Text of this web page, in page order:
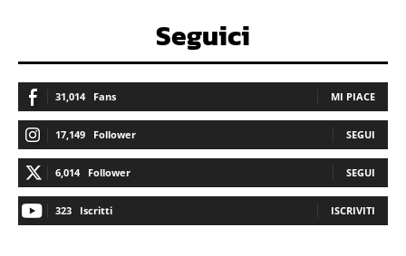
Seguici
31,014 Fans MI PIACE
17,149 Follower SEGUI
6,014 Follower SEGUI
323 Iscritti ISCRIVITI